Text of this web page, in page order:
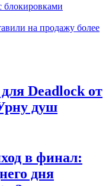
блокировками
на продажу более
Deadlock от
душ
в финал:
дня